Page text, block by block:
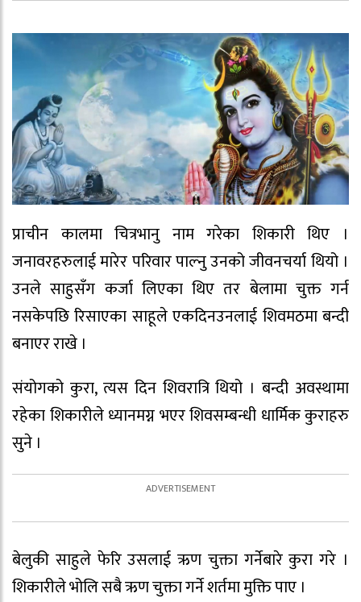
प्राचीन कालमा चित्रभानु नाम गरेका शिकारी थिए ।
जनावरहरुलाई मारेर परिवार पाल्नु उनको जीवनचर्या थियो ।
उनले साहुसँग कर्जा लिएका थिए तर बेलामा चुक्त गर्न
नसकेपछि रिसाएका साहूले एकदिनउनलाई शिवमठमा बन्दी
बनाएर राखे ।
संयोगको कुरा, त्यस दिन शिवरात्रि थियो । बन्दी अवस्थामा
रहेका शिकारीले ध्यानमग्न भएर शिवसम्बन्धी धार्मिक कुराहरु
सुने ।
बेलुकी साहुले फेरि उसलाई ऋण चुक्ता गर्नेबारे कुरा गरे ।
शिकारीले भोलि सबै ऋण चुक्ता गर्ने शर्तमा मुक्ति पाए ।